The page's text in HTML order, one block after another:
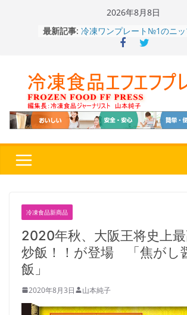
2026年8月8日
最新記事: 冷凍ワンプレート№1のニッ
から新ブランド『ニップン
ん。』～”おいしさ”をアピー
ストアで作者にご挨拶、新作
うこ～こ～”を知る
「CHEESE WONDER」5周
定さわやかフレーバー「
WONDER YELLOW」復刻発
ジ♪ふわもちめん！！「冷
冷凍食品新商品
2020年秋、大阪王将史上
炒飯！！が登場 「焦がし
飯」
2020年8月3日 山本純子